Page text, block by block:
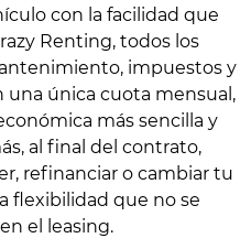
con la facilidad que
Renting, todos los
impuestos y
una única cuota mensual,
más sencilla y
al final del contrato,
refinanciar o cambiar tu
flexibilidad que no se
el leasing.